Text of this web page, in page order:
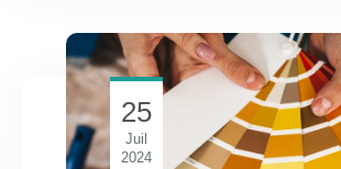
25
Juil
2024